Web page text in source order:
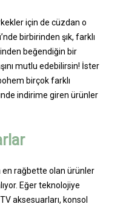
için de cüzdan o
birbirinden şık, farklı
beğendiğin bir
mutlu edebilirsin! İster
birçok farklı
indirime giren ürünler
en rağbette olan ürünler
Eğer teknolojiye
aksesuarları, konsol